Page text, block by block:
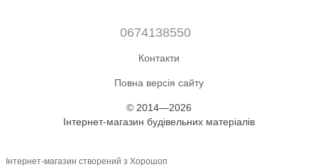
0674138550
Контакти
Повна версія сайту
© 2014—2026
Інтернет-магазин будівельних матеріалів
Інтернет-магазин створений з Хорошоп